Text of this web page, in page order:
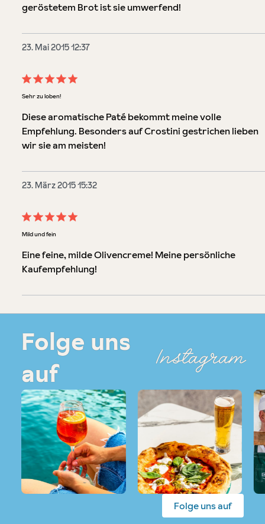
geröstetem Brot ist sie umwerfend!
23. Mai 2015 12:37
Bewertung mit 5 von 5 Sternen
Sehr zu loben!
Diese aromatische Paté bekommt meine volle
Empfehlung. Besonders auf Crostini gestrichen lieben
wir sie am meisten!
23. März 2015 15:32
Bewertung mit 5 von 5 Sternen
Mild und fein
Eine feine, milde Olivencreme! Meine persönliche
Kaufempfehlung!
Folge uns
auf
Instagram
Folge uns auf